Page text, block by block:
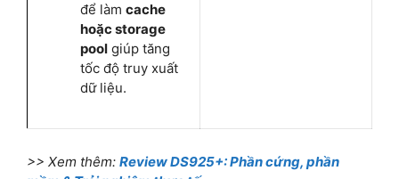
để làm cache
hoặc storage
pool giúp tăng
tốc độ truy xuất
dữ liệu.
>> Xem thêm: Review DS925+: Phần cứng, phần